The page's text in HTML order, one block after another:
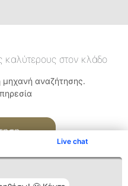
Live chat
καλύτερους στον κλάδο
μηχανή αναζήτησης.